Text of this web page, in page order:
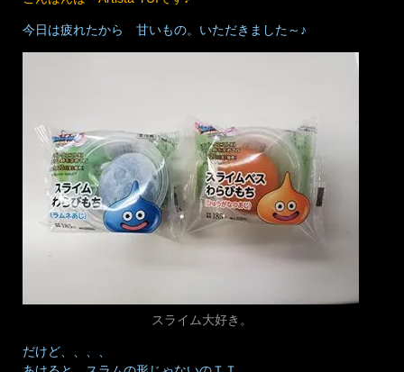
今日は疲れたから 甘いもの。いただきました～♪
スライム大好き。
だけど、、、、